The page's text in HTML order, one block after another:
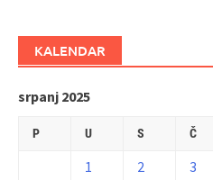
KALENDAR
srpanj 2025
P U S Č
1 2 3